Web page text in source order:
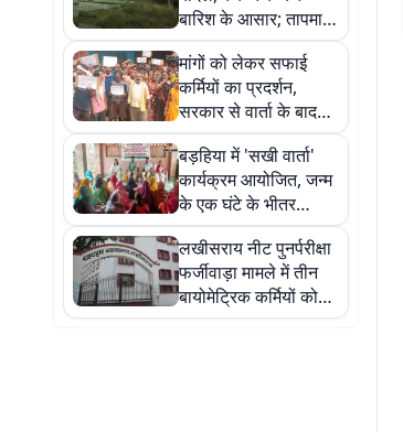
बारिश के आसार; तापमान
गिरने से मिलेगी राहत
मांगों को लेकर सफाई
कर्मियों का प्रदर्शन,
सरकार से वार्ता के बाद
प्रदेशव्यापी हड़ताल वापस
बड़हिया में 'सखी वार्ता'
कार्यक्रम आयोजित, जन्म
के एक घंटे के भीतर
स्तनपान कराने पर दिया
गया जोर
लखीसराय नीट पुनर्परीक्षा
फर्जीवाड़ा मामले में तीन
बायोमेट्रिक कर्मियों को
जमानत, ईओयू की जांच